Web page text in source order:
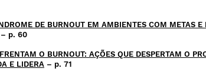
DE BURNOUT EM AMBIENTES COM METAS E
– p. 60
O BURNOUT: AÇÕES QUE DESPERTAM O
E LIDERA – p. 71